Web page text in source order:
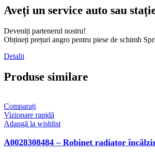
Aveți un service auto sau
Deveniți partenerul nostru!
Obțineți prețuri angro pentru piese de schimb
Detalii
Produse similare
Comparați
Vizionare rapidă
Adaugă la wishlist
A0028308484 – Robinet radiator